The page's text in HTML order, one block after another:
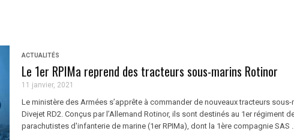
ACTUALITÉS
Le 1er RPIMa reprend des tracteurs sous-marins Rotinor
11 janvier, 2021
Le ministère des Armées s’apprête à commander de nouveaux tracteurs sous-
Divejet RD2. Conçus par l’Allemand Rotinor, ils sont destinés au 1er régiment
parachutistes d'infanterie de marine (1er RPIMa), dont la 1ère compagnie SAS